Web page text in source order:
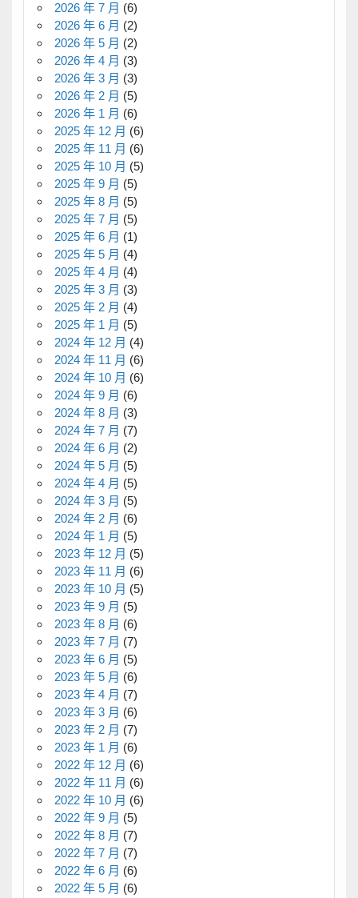
2026 年 7 月 (6)
2026 年 6 月 (2)
2026 年 5 月 (2)
2026 年 4 月 (3)
2026 年 3 月 (3)
2026 年 2 月 (5)
2026 年 1 月 (6)
2025 年 12 月 (6)
2025 年 11 月 (6)
2025 年 10 月 (5)
2025 年 9 月 (5)
2025 年 8 月 (5)
2025 年 7 月 (5)
2025 年 6 月 (1)
2025 年 5 月 (4)
2025 年 4 月 (4)
2025 年 3 月 (3)
2025 年 2 月 (4)
2025 年 1 月 (5)
2024 年 12 月 (4)
2024 年 11 月 (6)
2024 年 10 月 (6)
2024 年 9 月 (6)
2024 年 8 月 (3)
2024 年 7 月 (7)
2024 年 6 月 (2)
2024 年 5 月 (5)
2024 年 4 月 (5)
2024 年 3 月 (5)
2024 年 2 月 (6)
2024 年 1 月 (5)
2023 年 12 月 (5)
2023 年 11 月 (6)
2023 年 10 月 (5)
2023 年 9 月 (5)
2023 年 8 月 (6)
2023 年 7 月 (7)
2023 年 6 月 (5)
2023 年 5 月 (6)
2023 年 4 月 (7)
2023 年 3 月 (6)
2023 年 2 月 (7)
2023 年 1 月 (6)
2022 年 12 月 (6)
2022 年 11 月 (6)
2022 年 10 月 (6)
2022 年 9 月 (5)
2022 年 8 月 (7)
2022 年 7 月 (7)
2022 年 6 月 (6)
2022 年 5 月 (6)